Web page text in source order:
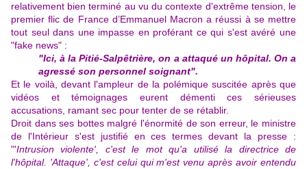
relativement bien terminé au vu du contexte d'extrême tension, le
premier flic de France d’Emmanuel Macron a réussi à se mettre
tout seul dans une impasse en proférant ce qui s'est avéré une
"fake news" :
"Ici, à la Pitié-Salpêtrière, on a attaqué un hôpital. On a
agressé son personnel soignant".
Et le voilà, devant l'ampleur de la polémique suscitée après que
vidéos et témoignages eurent démenti ces sérieuses
accusations, ramant sec pour tenter de se rétablir.
Droit dans ses bottes malgré l'énormité de son erreur, le ministre
de l'Intérieur s'est justifié en ces termes devant la presse :
"'Intrusion violente', c'est le mot qu'a utilisé la directrice de
l'hôpital. 'Attaque', c'est celui qui m'est venu après avoir entendu